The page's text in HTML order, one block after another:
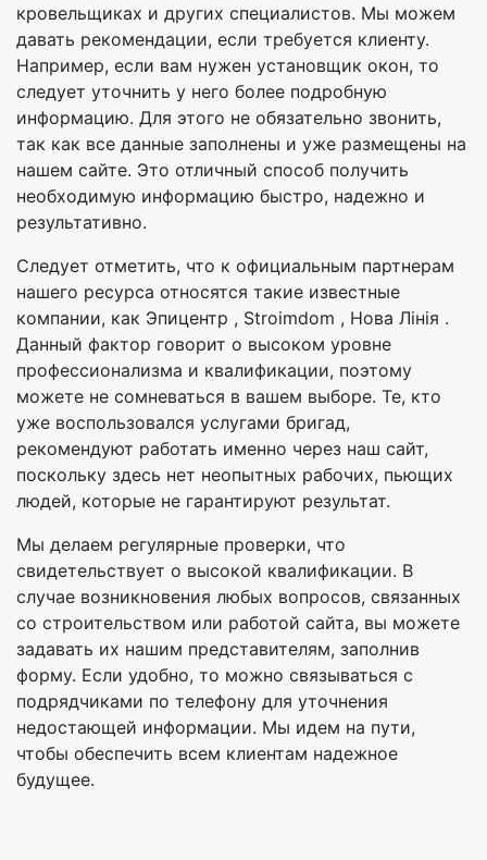
кровельщиках и других специалистов. Мы можем
давать рекомендации, если требуется клиенту.
Например, если вам нужен установщик окон, то
следует уточнить у него более подробную
информацию. Для этого не обязательно звонить,
так как все данные заполнены и уже размещены на
нашем сайте. Это отличный способ получить
необходимую информацию быстро, надежно и
результативно.
Следует отметить, что к официальным партнерам
нашего ресурса относятся такие известные
компании, как Эпицентр , Stroimdom , Нова Лінія .
Данный фактор говорит о высоком уровне
профессионализма и квалификации, поэтому
можете не сомневаться в вашем выборе. Те, кто
уже воспользовался услугами бригад,
рекомендуют работать именно через наш сайт,
поскольку здесь нет неопытных рабочих, пьющих
людей, которые не гарантируют результат.
Мы делаем регулярные проверки, что
свидетельствует о высокой квалификации. В
случае возникновения любых вопросов, связанных
со строительством или работой сайта, вы можете
задавать их нашим представителям, заполнив
форму. Если удобно, то можно связываться с
подрядчиками по телефону для уточнения
недостающей информации. Мы идем на пути,
чтобы обеспечить всем клиентам надежное
будущее.